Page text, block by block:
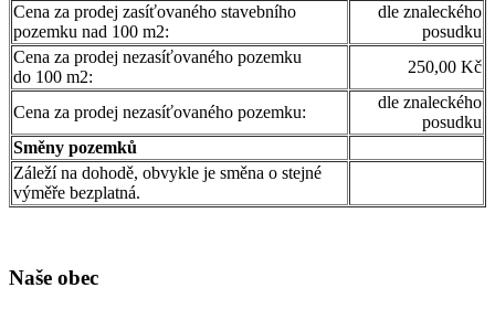
Cena za prodej zasíťovaného stavebního
pozemku nad 100 m2:
dle znaleckého
posudku
Cena za prodej nezasíťovaného pozemku
do 100 m2:
250,00 Kč
Cena za prodej nezasíťovaného pozemku:
dle znaleckého
posudku
Směny pozemků
Záleží na dohodě, obvykle je směna o stejné
výměře bezplatná.
Naše obec